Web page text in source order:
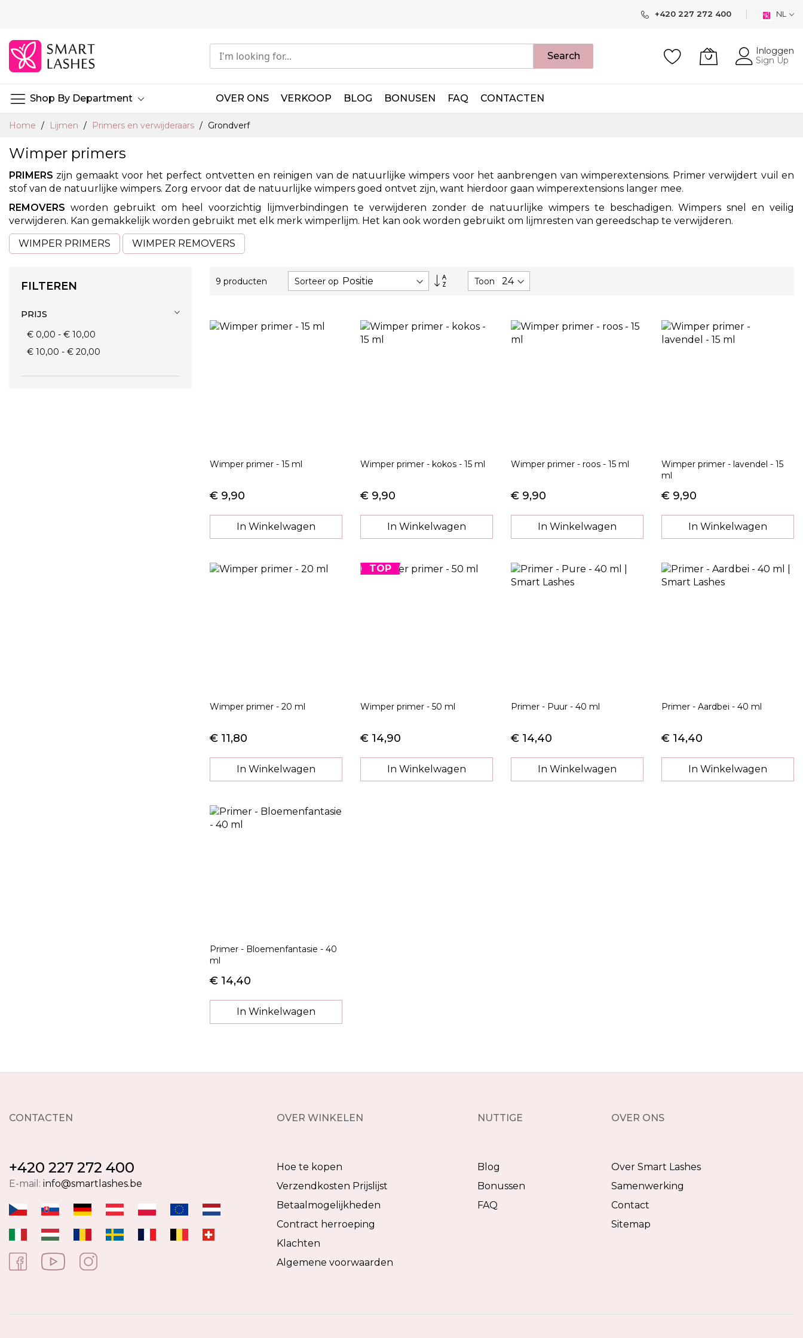
inhoud
+420 227 272 400 NL
Shop By Department
Search
Inloggen
Sign Up
OVER ONS VERKOOP BLOG BONUSEN FAQ CONTACTEN
Home Lijmen Primers en verwijderaars Grondverf
Wimper primers
PRIMERS zijn gemaakt voor het perfect ontvetten en reinigen van de natuurlijke wimpers voor het aanbrengen van wimperextensions. Primer verwijdert vuil en
stof van de natuurlijke wimpers. Zorg ervoor dat de natuurlijke wimpers goed ontvet zijn, want hierdoor gaan wimperextensions langer mee.
REMOVERS worden gebruikt om heel voorzichtig lijmverbindingen te verwijderen zonder de natuurlijke wimpers te beschadigen. Wimpers snel en veilig
verwijderen. Kan gemakkelijk worden gebruikt met elk merk wimperlijm. Het kan ook worden gebruikt om lijmresten van gereedschap te verwijderen.
WIMPER PRIMERS
WIMPER REMOVERS
9 producten Sorteer op
Van
sorteren
Toon
Wimper primer - 15 ml
€ 9,90
In Winkelwagen
Wimper primer - kokos - 15 ml
€ 9,90
In Winkelwagen
Wimper primer - roos - 15 ml
€ 9,90
In Winkelwagen
Wimper primer - lavendel - 15
ml
€ 9,90
In Winkelwagen
Wimper primer - 20 ml
€ 11,80
In Winkelwagen
TOP
Wimper primer - 50 ml
€ 14,90
In Winkelwagen
Primer - Puur - 40 ml
€ 14,40
In Winkelwagen
Primer - Aardbei - 40 ml
€ 14,40
In Winkelwagen
Primer - Bloemenfantasie - 40
ml
€ 14,40
In Winkelwagen
FILTEREN
PRIJS
€ 0,00 - € 10,00
€ 10,00 - € 20,00
CONTACTEN
+420 227 272 400
E-mail: info@smartlashes.be
OVER WINKELEN
Hoe te kopen
Verzendkosten Prijslijst
Betaalmogelijkheden
Contract herroeping
Klachten
Algemene voorwaarden
NUTTIGE
Blog
Bonussen
FAQ
OVER ONS
Over Smart Lashes
Samenwerking
Contact
Sitemap